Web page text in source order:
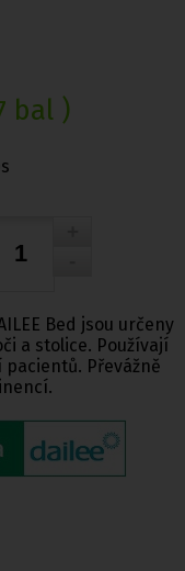
bal )
Bed jsou určeny
a stolice. Používají
Převážně